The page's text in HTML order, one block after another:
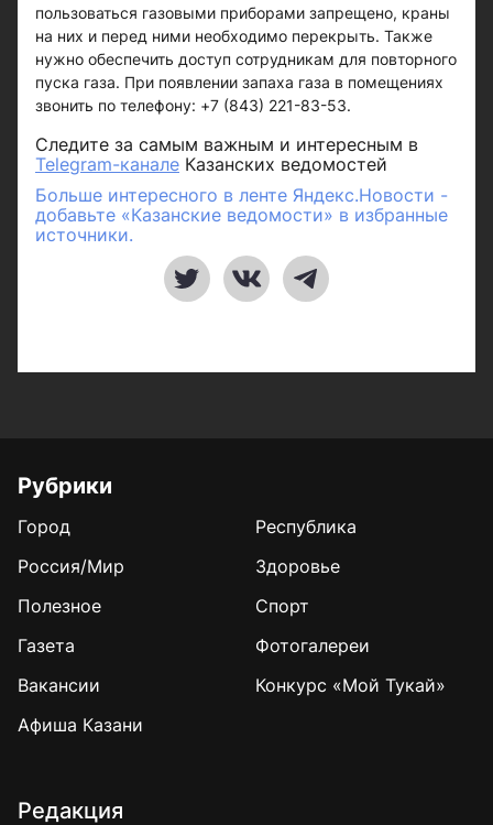
пользоваться газовыми приборами запрещено, краны
на них и перед ними необходимо перекрыть. Также
нужно обеспечить доступ сотрудникам для повторного
пуска газа. При появлении запаха газа в помещениях
звонить по телефону: +7 (843) 221-83-53.
Следите за самым важным и интересным в
Telegram-канале Казанских ведомостей
Больше интересного в ленте Яндекс.Новости -
добавьте «Казанские ведомости» в избранные
источники.
Рубрики
Город
Республика
Россия/Мир
Здоровье
Полезное
Спорт
Газета
Фотогалереи
Вакансии
Конкурс «Мой Тукай»
Афиша Казани
Редакция